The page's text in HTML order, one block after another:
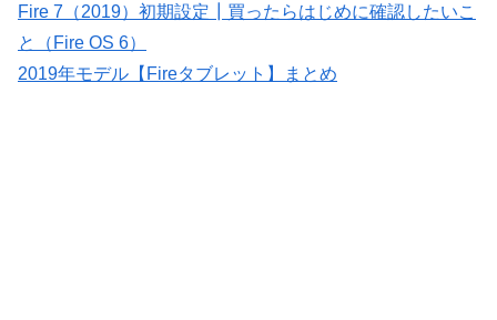
Fire 7（2019）初期設定┃買ったらはじめに確認したいこ
と（Fire OS 6）
2019年モデル【Fireタブレット】まとめ